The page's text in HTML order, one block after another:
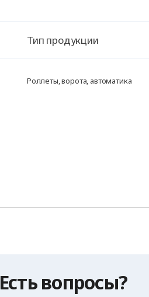
Тип продукции
Роллеты, ворота, автоматика
Есть вопросы?